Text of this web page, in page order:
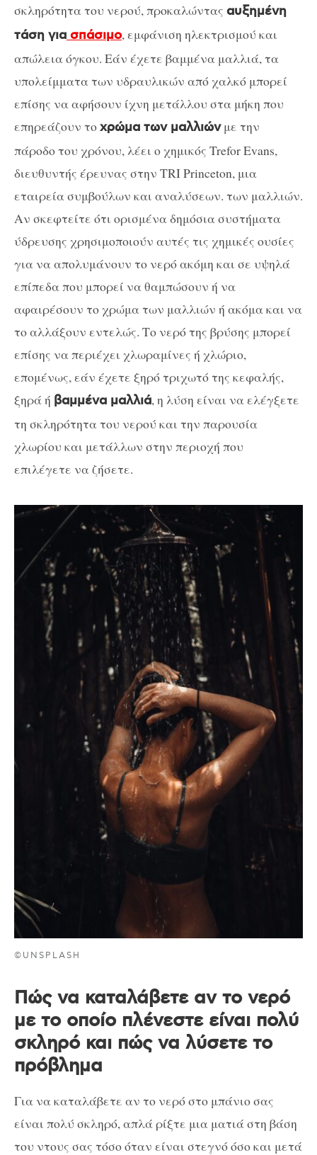
σκληρότητα του νερού, προκαλώντας αυξημένη
τάση για σπάσιμο, εμφάνιση ηλεκτρισμού και
απώλεια όγκου. Εάν έχετε βαμμένα μαλλιά, τα
υπολείμματα των υδραυλικών από χαλκό μπορεί
επίσης να αφήσουν ίχνη μετάλλου στα μήκη που
επηρεάζουν τοχρώμα των μαλλιώνμε την
πάροδο του χρόνου, λέει ο χημικός Trefor Evans,
διευθυντής έρευνας στην TRI Princeton, μια
εταιρεία συμβούλων και αναλύσεων. των μαλλιών.
Αν σκεφτείτε ότι ορισμένα δημόσια συστήματα
ύδρευσης χρησιμοποιούν αυτές τις χημικές ουσίες
για να απολυμάνουν το νερό ακόμη και σε υψηλά
επίπεδα που μπορεί να θαμπώσουν ή να
αφαιρέσουν το χρώμα των μαλλιών ή ακόμα και να
το αλλάξουν εντελώς. Το νερό της βρύσης μπορεί
επίσης να περιέχει χλωραμίνες ή χλώριο,
επομένως, εάν έχετε ξηρό τριχωτό της κεφαλής,
ξηρά ή βαμμένα μαλλιά, η λύση είναι να ελέγξετε
τη σκληρότητα του νερού και την παρουσία
χλωρίου και μετάλλων στην περιοχή που
επιλέγετε να ζήσετε.
©UNSPLASH
Πώς να καταλάβετε αν το νερό
με το οποίο πλένεστε είναι πολύ
σκληρό και πώς να λύσετε το
πρόβλημα
Για να καταλάβετε αν το νερό στο μπάνιο σας
είναι πολύ σκληρό, απλά ρίξτε μια ματιά στη βάση
του ντους σας τόσο όταν είναι στεγνό όσο και μετά